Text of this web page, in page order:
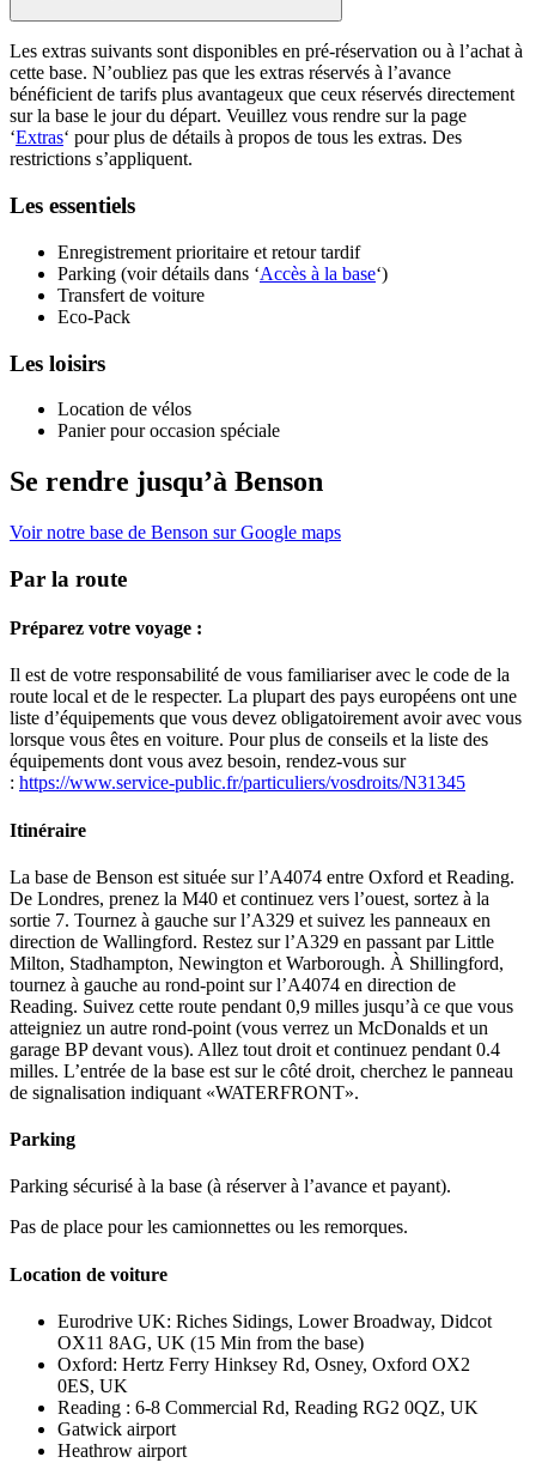
Les extras suivants sont disponibles en pré-réservation ou à l’achat à
cette base. N’oubliez pas que les extras réservés à l’avance
bénéficient de tarifs plus avantageux que ceux réservés directement
sur la base le jour du départ. Veuillez vous rendre sur la page
‘Extras‘ pour plus de détails à propos de tous les extras. Des
restrictions s’appliquent.
Les essentiels
Enregistrement prioritaire et retour tardif
Parking (voir détails dans ‘Accès à la base‘)
Transfert de voiture
Eco-Pack
Les loisirs
Location de vélos
Panier pour occasion spéciale
Se rendre jusqu’à Benson
Voir notre base de Benson sur Google maps
Par la route
Préparez votre voyage :
Il est de votre responsabilité de vous familiariser avec le code de la
route local et de le respecter. La plupart des pays européens ont une
liste d’équipements que vous devez obligatoirement avoir avec vous
lorsque vous êtes en voiture. Pour plus de conseils et la liste des
équipements dont vous avez besoin, rendez-vous sur
: https://www.service-public.fr/particuliers/vosdroits/N31345
Itinéraire
La base de Benson est située sur l’A4074 entre Oxford et Reading.
De Londres, prenez la M40 et continuez vers l’ouest, sortez à la
sortie 7. Tournez à gauche sur l’A329 et suivez les panneaux en
direction de Wallingford. Restez sur l’A329 en passant par Little
Milton, Stadhampton, Newington et Warborough. À Shillingford,
tournez à gauche au rond-point sur l’A4074 en direction de
Reading. Suivez cette route pendant 0,9 milles jusqu’à ce que vous
atteigniez un autre rond-point (vous verrez un McDonalds et un
garage BP devant vous). Allez tout droit et continuez pendant 0.4
milles. L’entrée de la base est sur le côté droit, cherchez le panneau
de signalisation indiquant «WATERFRONT».
Parking
Parking sécurisé à la base (à réserver à l’avance et payant).
Pas de place pour les camionnettes ou les remorques.
Location de voiture
Eurodrive UK: Riches Sidings, Lower Broadway, Didcot
OX11 8AG, UK (15 Min from the base)
Oxford: Hertz Ferry Hinksey Rd, Osney, Oxford OX2
0ES, UK
Reading : 6-8 Commercial Rd, Reading RG2 0QZ, UK
Gatwick airport
Heathrow airport